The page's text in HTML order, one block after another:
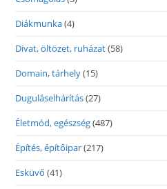
Diákmunka(4)
Divat, öltözet, ruházat(58)
Domain, tárhely(15)
Duguláselhárítás(27)
Életmód, egészség(487)
Építés, építőipar(217)
Esküvő (41)